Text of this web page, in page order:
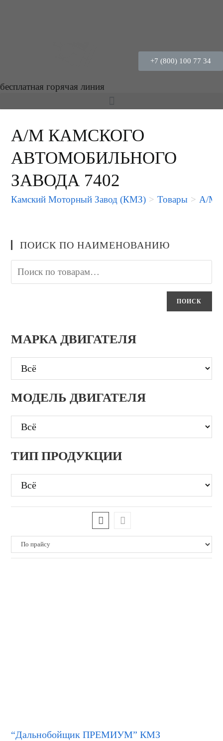
+7 (800) 100 77 34
бесплатная горячая линия
А/М КАМСКОГО
АВТОМОБИЛЬНОГО
ЗАВОДА 7402
Камский Моторный Завод (КМЗ) > Товары > А/М
ПОИСК ПО НАИМЕНОВАНИЮ
ПОИСК
МАРКА ДВИГАТЕЛЯ
МОДЕЛЬ ДВИГАТЕЛЯ
ТИП ПРОДУКЦИИ
“Дальнобойщик ПРЕМИУМ” КМЗ